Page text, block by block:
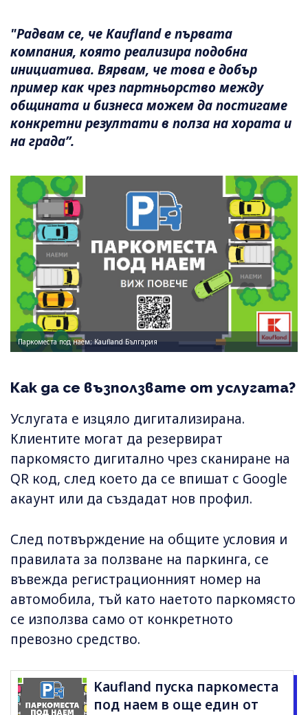
"Радвам се, че Kaufland е първата
компания, която реализира подобна
инициатива. Вярвам, че това е добър
пример как чрез партньорство между
общината и бизнеса можем да постигаме
конкретни резултати в полза на хората и
на града”.
Паркоместа под наем; Kaufland България
Как да се възползвате от услугата?
Услугата е изцяло дигитализирана.
Клиентите могат да резервират
паркомясто дигитално чрез сканиране на
QR код, след което да се впишат с Google
акаунт или да създадат нов профил.
След потвърждение на общите условия и
правилата за ползване на паркинга, се
въвежда регистрационният номер на
автомобила, тъй като наетото паркомясто
се използва само от конкретното
превозно средство.
Kaufland пуска паркоместа
под наем в още един от